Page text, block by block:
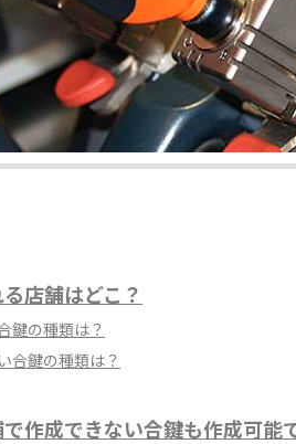
店舗はどこ？
鍵の種類は？
合鍵の種類は？
で作成できない合鍵も作成可能